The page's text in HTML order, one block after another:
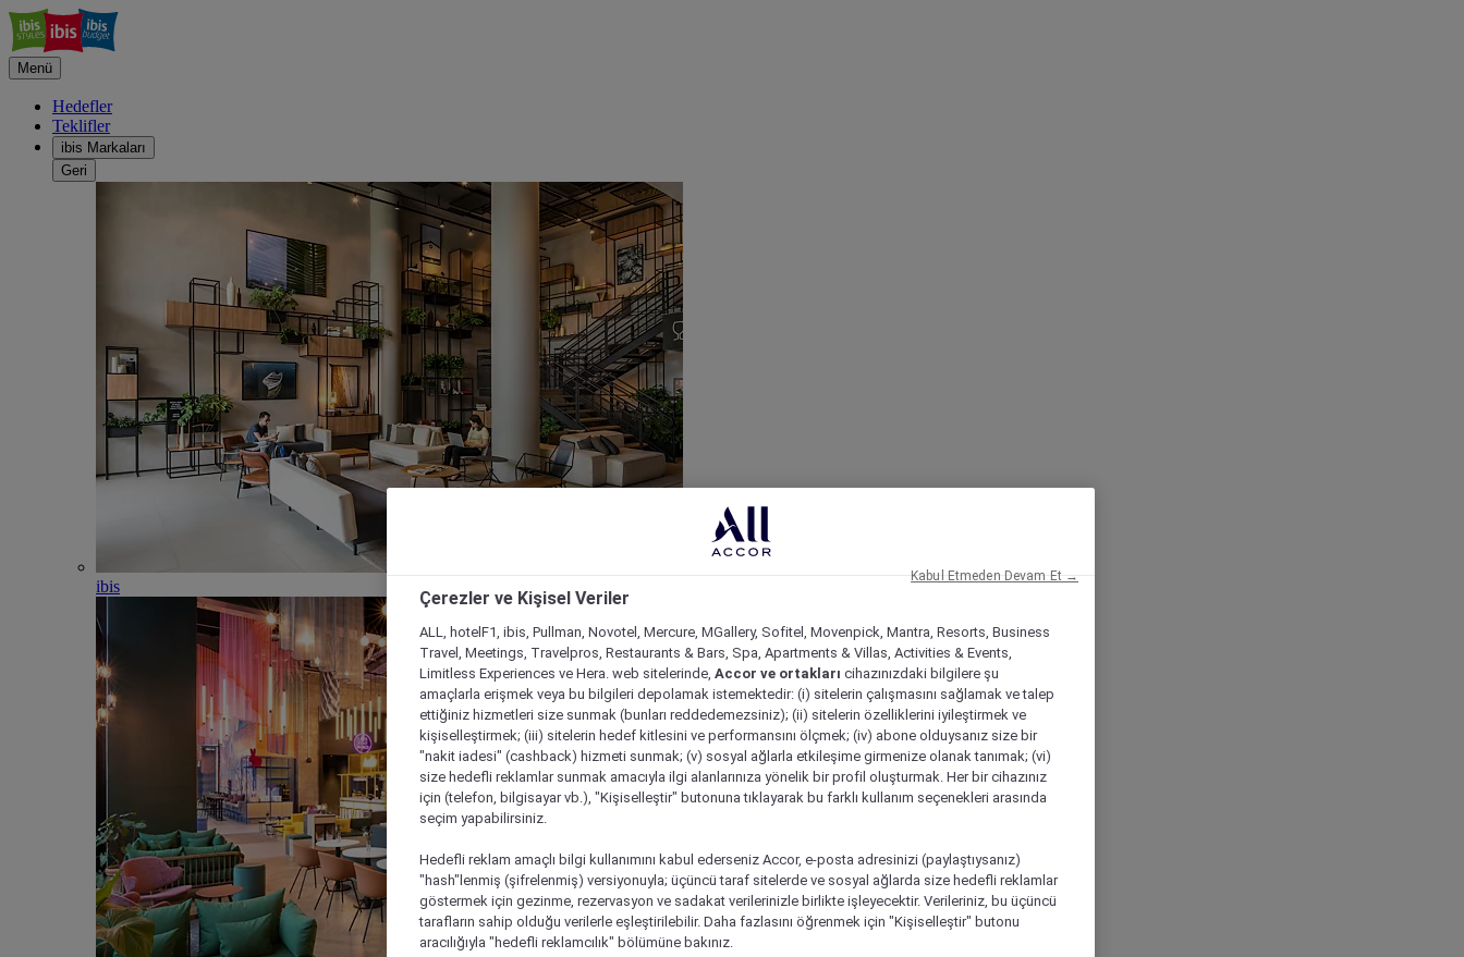
Menü
Hedefler
Teklifler
ibis Markaları
Geri
ibis
Çerezler ve Kişisel Veriler
ALL, hotelF1, ibis, Pullman, Novotel, Mercure, MGallery, Sofitel, Movenpick, Mantra, Resorts, Business
Travel, Meetings, Travelpros, Restaurants & Bars, Spa, Apartments & Villas, Activities & Events,
Limitless Experiences ve Hera. web sitelerinde, Accor ve ortakları cihazınızdaki bilgilere şu
amaçlarla erişmek veya bu bilgileri depolamak istemektedir: (i) sitelerin çalışmasını sağlamak ve talep
ettiğiniz hizmetleri size sunmak (bunları reddedemezsiniz); (ii) sitelerin özelliklerini iyileştirmek ve
kişiselleştirmek; (iii) sitelerin hedef kitlesini ve performansını ölçmek; (iv) abone olduysanız size bir
"nakit iadesi" (cashback) hizmeti sunmak; (v) sosyal ağlarla etkileşime girmenize olanak tanımak; (vi)
size hedefli reklamlar sunmak amacıyla ilgi alanlarınıza yönelik bir profil oluşturmak. Her bir cihazınız
için (telefon, bilgisayar vb.), "Kişiselleştir" butonuna tıklayarak bu farklı kullanım seçenekleri arasında
seçim yapabilirsiniz.
Hedefli reklam amaçlı bilgi kullanımını kabul ederseniz Accor, e-posta adresinizi (paylaştıysanız)
"hash"lenmiş (şifrelenmiş) versiyonuyla; üçüncü taraf sitelerde ve sosyal ağlarda size hedefli reklamlar
göstermek için gezinme, rezervasyon ve sadakat verilerinizle birlikte işleyecektir. Verileriniz, bu üçüncü
tarafların sahip olduğu verilerle eşleştirilebilir. Daha fazlasını öğrenmek için "Kişiselleştir" butonu
aracılığıyla "hedefli reklamcılık" bölümüne bakınız.
Kabul Etmeden Devam Et →